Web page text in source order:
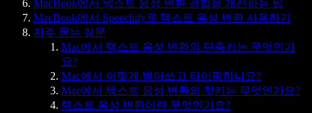
MacBook에서 텍스트 음성 변환 경험을 개선하는 팁
MacBook에서 Speechify로 텍스트 음성 변환 사용하기
자주 묻는 질문
Mac에서 텍스트 음성 변환의 단축키는 무엇인가
요?
Mac에서 어떻게 받아쓰고 타이핑하나요?
Mac에서 텍스트 음성 변환의 핫키는 무엇인가요?
텍스트 음성 변환이란 무엇인가요?